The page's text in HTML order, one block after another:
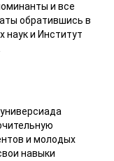
и все
обратившись в
наук и Институт
и молодых
навыки